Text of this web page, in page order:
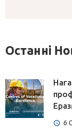
Останні
6